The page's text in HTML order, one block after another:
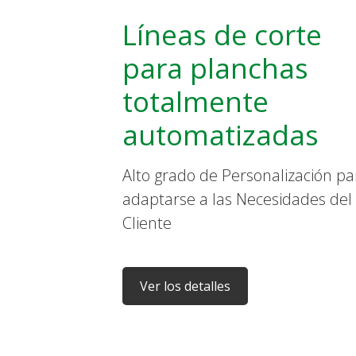
Líneas de corte
para planchas
totalmente
automatizadas
Alto grado de Personalización
adaptarse a las Necesidades del
Cliente
Ver los detalles